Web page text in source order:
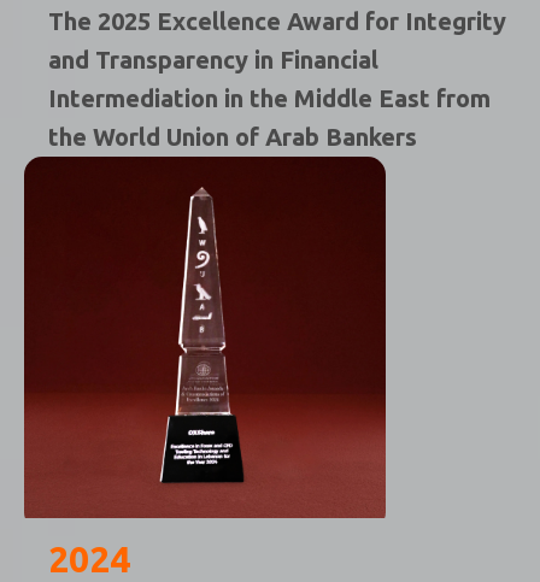
The 2025 Excellence Award for Integrity
and Transparency in Financial
Intermediation in the Middle East from
the World Union of Arab Bankers
2024